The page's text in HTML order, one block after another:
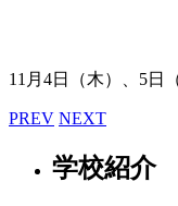
11月4日（木）、5日
PREV NEXT
学校紹介